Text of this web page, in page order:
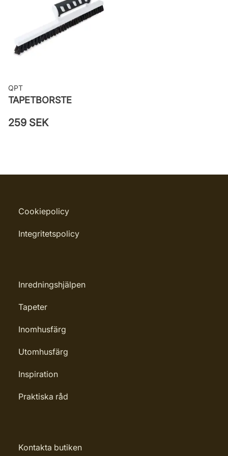
QPT
TAPETBORSTE
259 SEK
Cookiepolicy
Integritetspolicy
Inredningshjälpen
Tapeter
Inomhusfärg
Utomhusfärg
Inspiration
Praktiska råd
Kontakta butiken